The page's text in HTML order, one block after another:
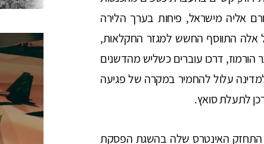
אליה מישראל, פיחות בערך הלירה
אלה התווסף החשש למגזר החקלאות,
דרכו עוברים כשליש מהדשנים
עלול להחמיר במקרה של פגיעה
לתעלת סואץ.
התחזק האינטרס שלה בהשגת הפסקת